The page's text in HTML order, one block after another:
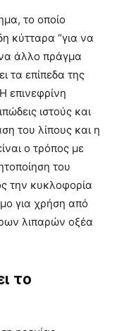
το οποίο
κύτταρα “για να
άλλο πράγμα
τα επίπεδα της
επινεφρίνη
ιστούς και
του λίπους και η
ο τρόπος με
του
την κυκλοφορία
για χρήση από
λιπαρών οξέα
το